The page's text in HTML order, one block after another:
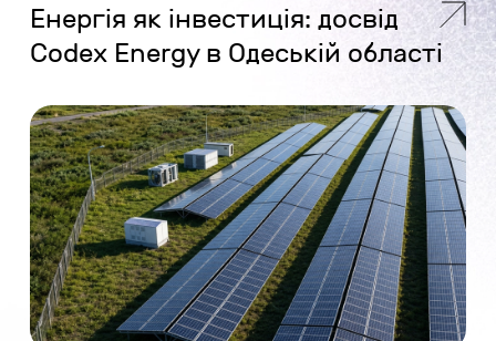
Енергія як інвестиція: досвід
Codex Energy в Одеській області